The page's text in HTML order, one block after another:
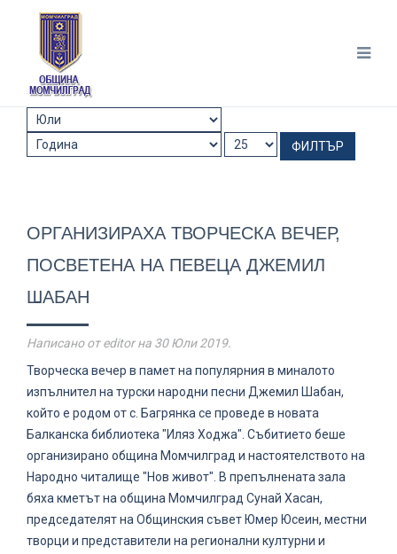
ФИЛТЪР
ОРГАНИЗИРАХА ТВОРЧЕСКА ВЕЧЕР,
ПОСВЕТЕНА НА ПЕВЕЦА ДЖЕМИЛ
ШАБАН
Написано от editor на 30 Юли 2019.
Творческа вечер в памет на популярния в миналото
изпълнител на турски народни песни Джемил Шабан,
който е родом от с. Багрянка се проведе в новата
Балканска библиотека "Иляз Ходжа". Събитието беше
организирано община Момчилград и настоятелството на
Народно читалище "Нов живот". В препълнената зала
бяха кметът на община Момчилград Сунай Хасан,
председателят на Общинския съвет Юмер Юсеин, местни
творци и представители на регионални културни и